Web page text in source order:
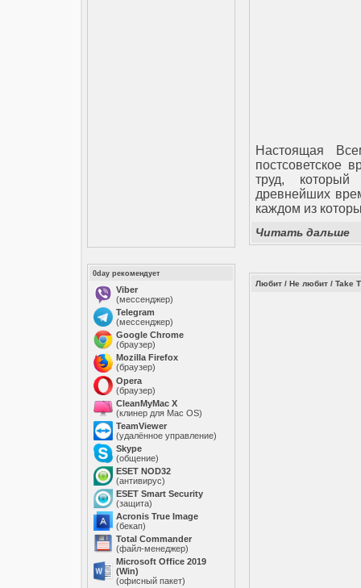
0day рекомендует
Viber
(мессенджер)
Telegram
(мессенджер)
Google Chrome
(браузер)
Mozilla Firefox
(браузер)
Opera
(браузер)
CleanMyMac X
(клинер для Mac OS)
TeamViewer
(удалённое управление)
Skype
(общение)
ESET NOD32
(антивирус)
ESET Smart Security
(защита)
Acronis True Image
(бекап)
Total Commander
(файл-менеджер)
Microsoft Office 2019
(Win)
(офисный пакет)
Настоящая
постсоветское
труд,
древнейших
каждом из
Читать дальше
Любит / Не любит / Take